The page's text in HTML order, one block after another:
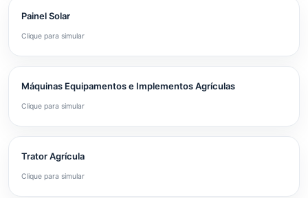
Painel Solar
Clique para simular
Máquinas Equipamentos e Implementos Agrículas
Clique para simular
Trator Agrícula
Clique para simular